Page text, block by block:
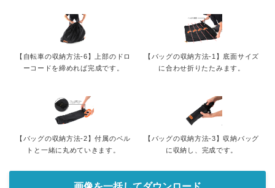
【自転車の収納方法-6】上部のドロ
ーコードを締めれば完成です。
【バッグの収納方法-1】底面サイズ
に合わせ折りたたみます。
【バッグの収納方法-2】付属のベル
トと一緒に丸めていきます。
【バッグの収納方法-3】収納バッグ
に収納し、完成です。